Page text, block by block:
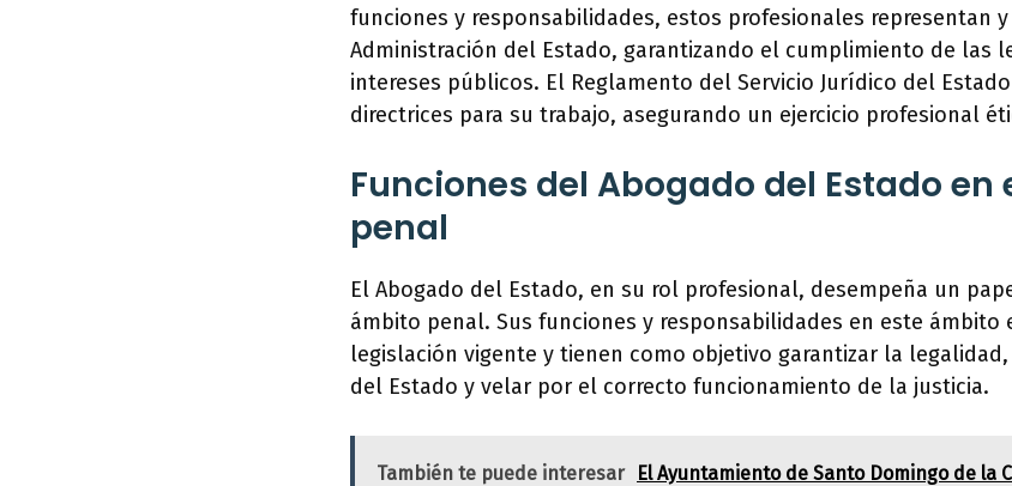
funciones y responsabilidades, estos profesionales representan
Administración del Estado, garantizando el cumplimiento de las
intereses públicos. El Reglamento del Servicio Jurídico del
directrices para su trabajo, asegurando un ejercicio profesional
Funciones del Abogado del Estado en
penal
El Abogado del Estado, en su rol profesional, desempeña un
ámbito penal. Sus funciones y responsabilidades en este ámbito
legislación vigente y tienen como objetivo garantizar la
del Estado y velar por el correcto funcionamiento de la justicia.
También te puede interesar
El Ayuntamiento de Santo Domingo de la